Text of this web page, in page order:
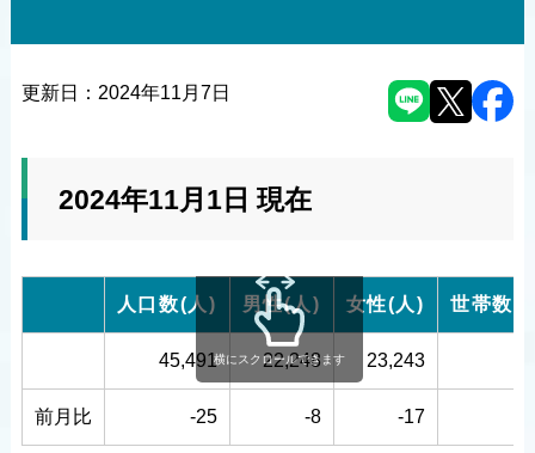
更新日： 2024年11月7日
2024年11月1日 現在
人口数(人) 男性(人) 女性(人) 世帯数(
45,491 22,248 23,243
前月比 -25 -8 -17
横にスクロールできます